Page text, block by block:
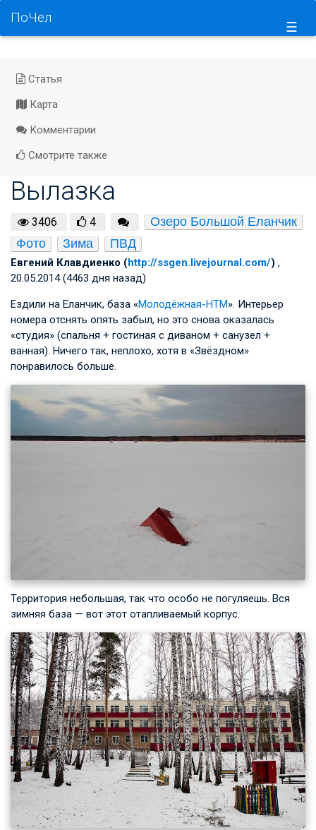
☰
ПоЧел
Статья
Карта
Комментарии
Смотрите также
Вылазка
3406 4
Озеро Большой Еланчик
Фото
Зима ПВД
Евгений Клавдиенко (http://ssgen.livejournal.com/) ,
20.05.2014 (4463 дня назад)
Ездили на Еланчик, база «Молодёжная-НТМ». Интерьер
номера отснять опять забыл, но это снова оказалась
«студия» (спальня + гостиная с диваном + санузел +
ванная). Ничего так, неплохо, хотя в «Звёздном»
понравилось больше.
Территория небольшая, так что особо не погуляешь. Вся
зимняя база — вот этот отапливаемый корпус.